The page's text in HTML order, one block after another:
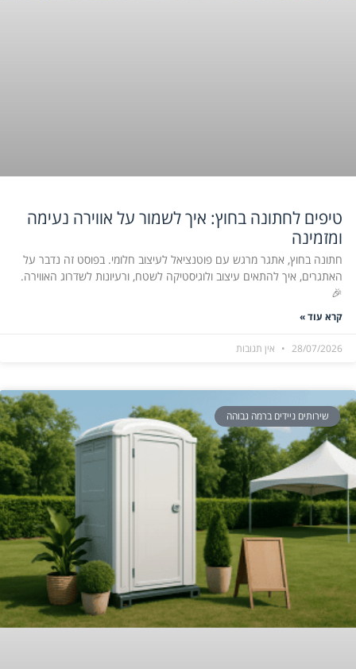
טיפים לחתונה בחוץ: איך לשמור על אווירה נעימה
ומזמינה
חתונה בחוץ, אתגר מרגש עם פוטנציאל לעיצוב חלומי. בפוסט זה נדבר על
האתגרים, איך להתאים עיצוב ולוגיסטיקה לשטח, ורעיונות לשדרוג האווירה.
🎉
קרא עוד »
28/07/2026 אין תגובות
שירותים ניידים ברמה גבוהה